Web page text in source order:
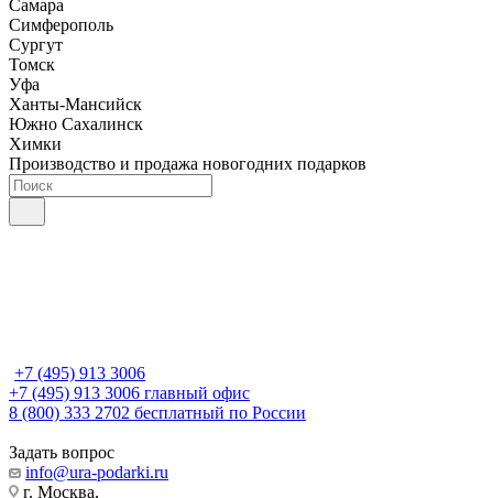
Самара
Симферополь
Сургут
Томск
Уфа
Ханты-Мансийск
Южно Сахалинск
Химки
Производство и продажа новогодних подарков
+7 (495) 913 3006
+7 (495) 913 3006 главный офис
8 (800) 333 2702 бесплатный по России
Задать вопрос
info@ura-podarki.ru
г. Москва,